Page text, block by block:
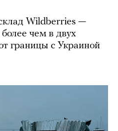
Wildberries —
чем в двух
границы с Украиной